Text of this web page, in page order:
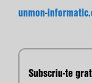
unmon-
Subscriu-te